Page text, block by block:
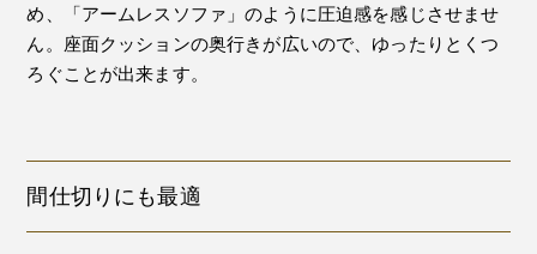
め、「アームレスソファ」のように圧迫感を感じさせませ
ん。座面クッションの奥行きが広いので、ゆったりとくつ
ろぐことが出来ます。
間仕切りにも最適